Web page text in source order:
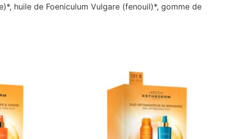
huile de Foeniculum Vulgare (fenouil)*, gomme de